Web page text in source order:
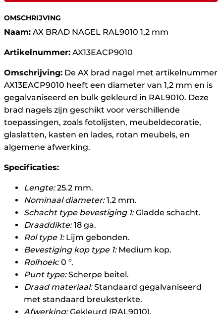
OMSCHRIJVING
Naam: AX BRAD NAGEL RAL9010 1,2 mm
Artikelnummer: AX13EACP9010
Omschrijving: De AX brad nagel met artikelnummer
AX13EACP9010 heeft een diameter van 1,2 mm en is
gegalvaniseerd en bulk gekleurd in RAL9010. Deze
brad nagels zijn geschikt voor verschillende
toepassingen, zoals fotolijsten, meubeldecoratie,
glaslatten, kasten en lades, rotan meubels, en
algemene afwerking.
Specificaties:
Lengte:25.2 mm.
Nominaal diameter:1.2 mm.
Schacht type bevestiging 1:Gladde schacht.
Draaddikte:18 ga.
Rol type 1:Lijm gebonden.
Bevestiging kop type 1:Medium kop.
Rolhoek:0 º.
Punt type:Scherpe beitel.
Draad materiaal:Standaard gegalvaniseerd
met standaard breuksterkte.
Afwerking:Gekleurd (RAL9010).